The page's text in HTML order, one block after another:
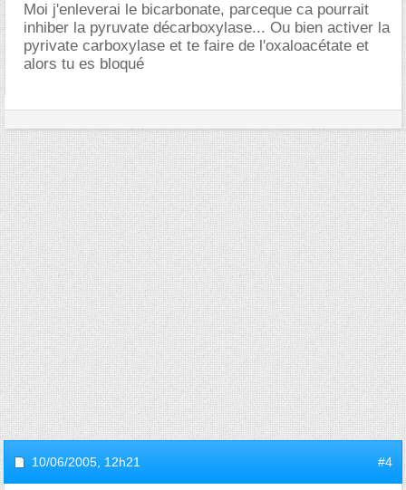
Moi j'enleverai le bicarbonate, parceque ca pourrait
inhiber la pyruvate décarboxylase... Ou bien activer la
pyrivate carboxylase et te faire de l'oxaloacétate et
alors tu es bloqué
10/06/2005, 12h21 #4